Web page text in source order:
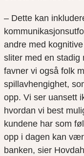
– Dette kan
andre med
sliter med en stadig
favner vi også folk
spillavhengighet,
opp. Vi ser uansett
hvordan vi best
kundene har som
opp i dagen kan
banken, sier